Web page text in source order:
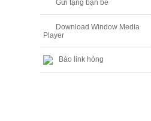
Gửi tặng bạn bè
Download Window Media
Player
Báo link hỏng